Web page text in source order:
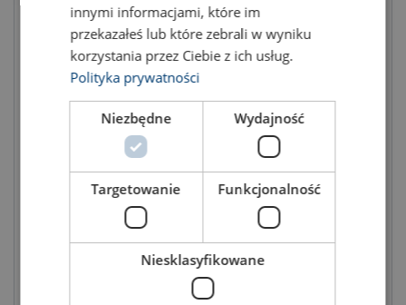
Ланка головна з овалами
Вантажопідйомність: 3.55 - 21.2 тон
Клас: 10 - 10
GL/S-1 клас 10
Вантажопідйомність: 4 - 19 тон
Клас: 10 - 10
innymi informacjami, które im
przekazałeś lub które zebrali w wyniku
korzystania przez Ciebie z ich usług.
Polityka prywatności
Niezbędne Wydajność
Targetowanie Funkcjonalność
Niesklasyfikowane